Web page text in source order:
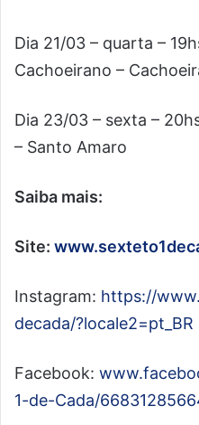
Dia 21/03 – quarta –
Cachoeirano –
Dia 23/03 – sexta –
– Santo Amaro
Saiba mais:
Site:
Instagram: https://
decada/?locale2=pt_BR
Facebook:
1-de-Cada/